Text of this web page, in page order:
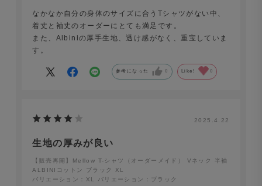
なかなか自分の身体のサイズに合うTシャツがない中、
着丈と袖丈のオーダーにとても満足です。
また、Albiniの厚手生地、透け感がなく、重宝していま
す。
参考になった 0 Like! 0
2025.4.22
生地の厚みが良い
【販売再開】Mellow T-シャツ（オーダーメイド） Vネック 半袖
ALBINIコットン ブラック XL
バリエーション：XL
バリエーション：ブラック